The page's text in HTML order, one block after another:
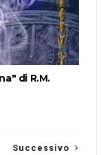
di R.M.
Successivo